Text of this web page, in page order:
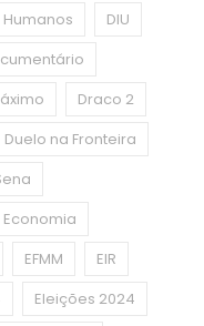
Humanos
DIU
Draco 2
Duelo na Fronteira
Economia
EFMM
EIR
Eleições 2024